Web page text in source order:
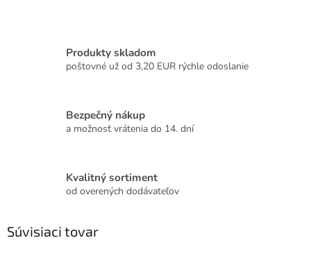
Produkty skladom
poštovné už od 3,20 EUR rýchle odoslanie
Bezpečný nákup
a možnosť vrátenia do 14. dní
Kvalitný sortiment
od overených dodávateľov
Súvisiaci tovar